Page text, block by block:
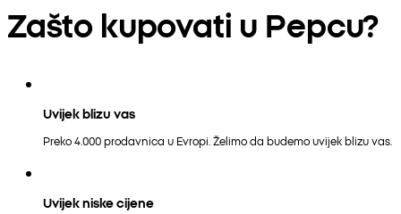
Zašto kupovati u Pepcu?
Uvijek blizu vas
Preko 4.000 prodavnica u Evropi. Želimo da budemo uvijek blizu vas.
Uvijek niske cijene